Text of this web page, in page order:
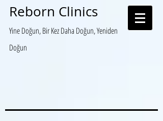
Reborn Clinics
Yine Doğun, Bir Kez Daha Doğun, Yeniden
Doğun